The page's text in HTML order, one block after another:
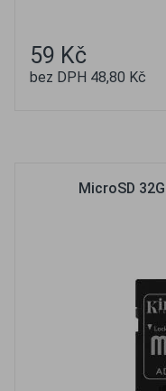
59 Kč
bez DPH 48,80 Kč
MicroSD